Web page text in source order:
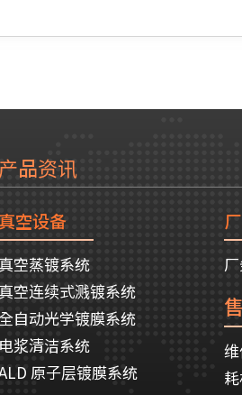
产品资讯
真空设备
真空蒸镀系统
真空连续式溅镀系统
全自动光学镀膜系统
电浆清洁系统
原子层镀膜系统